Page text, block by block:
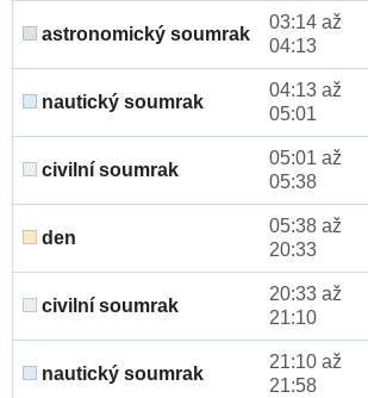
astronomický soumrak
03:14 až
04:13
nautický soumrak
04:13 až
05:01
civilní soumrak
05:01 až
05:38
den
05:38 až
20:33
civilní soumrak
20:33 až
21:10
nautický soumrak
21:10 až
21:58